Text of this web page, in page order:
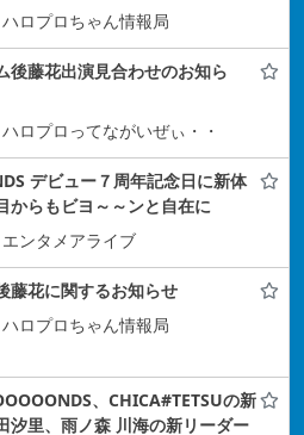
ハロプロちゃん情報局
後藤花出演見合わせのお知ら
ハロプロってながいぜぃ・・
デビュー７周年記念日に新体
らもビヨ～～ンと自在に
エンタメアライブ
藤花に関するお知らせ
ハロプロちゃん情報局
、CHICA#TETSUの新
汐里、雨ノ森 川海の新リーダー